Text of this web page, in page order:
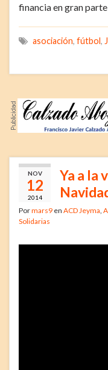
financia en gran
asociación, fútbol,
NOV
12
2014
Ya a la
Pormars9 en ACD Jeyma,
Solidarias